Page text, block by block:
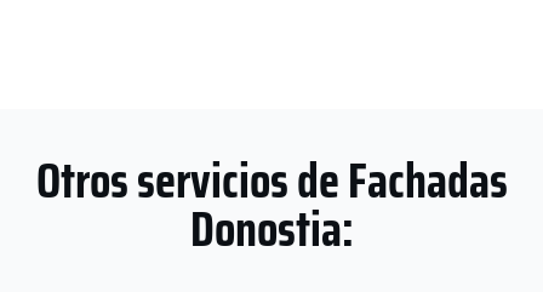
Otros servicios de Fachadas
Donostia: